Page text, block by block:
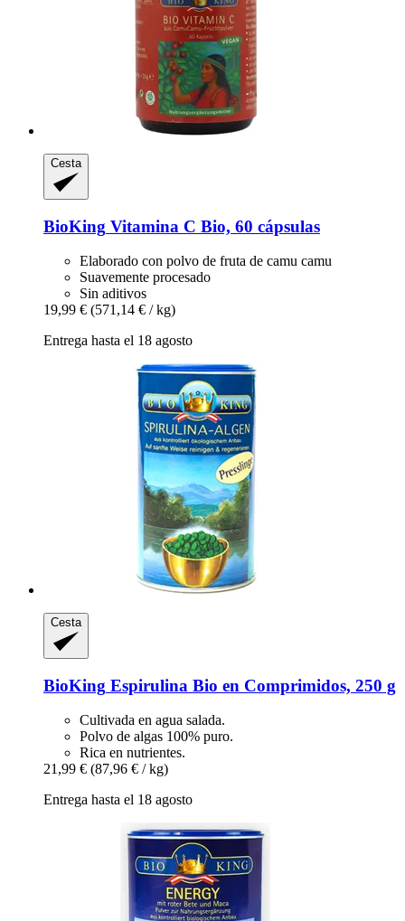
Cesta
BioKing Vitamina C Bio, 60 cápsulas
Elaborado con polvo de fruta de camu camu
Suavemente procesado
Sin aditivos
19,99 € (571,14 € / kg)
Entrega hasta el 18 agosto
Cesta
BioKing Espirulina Bio en Comprimidos, 250 g
Cultivada en agua salada.
Polvo de algas 100% puro.
Rica en nutrientes.
21,99 € (87,96 € / kg)
Entrega hasta el 18 agosto